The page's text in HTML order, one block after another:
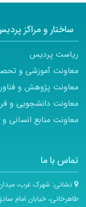
ساختار و مراکز
ریاست پردیس
معاونت آموزشی و
معاونت پژوهش و
معاونت دانشجویی و
معاونت منابع انسانی و
تماس با ما
نشانی: شهرک غرب،
طاهرخانی، خیابان امام